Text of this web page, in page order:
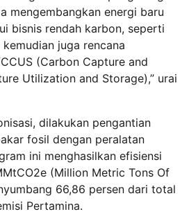
mengembangkan energi baru
bisnis rendah karbon, seperti
juga rencana
(Carbon Capture and
Utilization and Storage),” urai
dilakukan pengantian
fosil dengan peralatan
ini menghasilkan efisiensi
(Million Metric Tons Of
66,86 persen dari total
Pertamina.